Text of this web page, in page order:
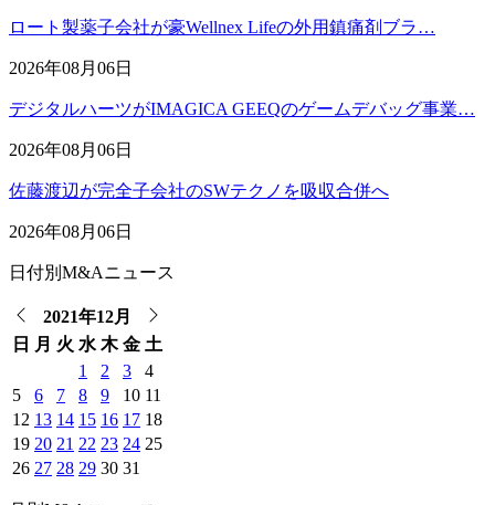
ロート製薬子会社が豪Wellnex Lifeの外用鎮痛剤ブラ…
2026年08月06日
デジタルハーツがIMAGICA GEEQのゲームデバッグ事業…
2026年08月06日
佐藤渡辺が完全子会社のSWテクノを吸収合併へ
2026年08月06日
日付別M&Aニュース
2021年12月
日 月 火 水 木 金 土
1
2 3
4
5
6 7 8 9 10 11
12 13 14 15 16 17 18
19 20 21 22 23 24 25
26 27 28 29 30 31